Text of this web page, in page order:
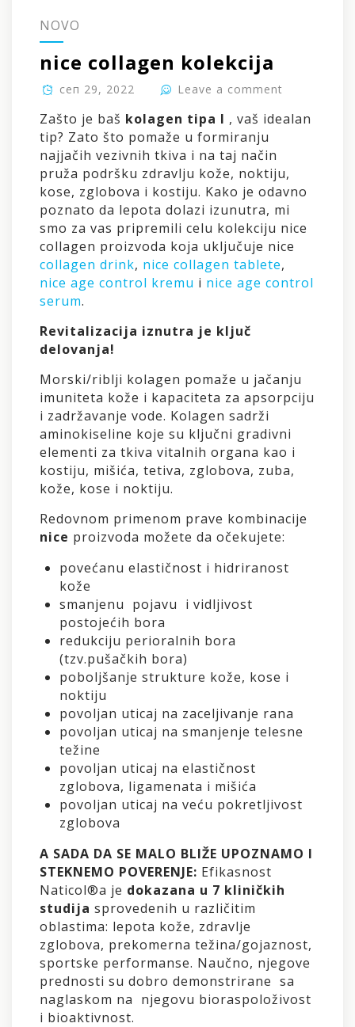
NOVO
nice collagen kolekcija
сеп 29, 2022 Leave a comment
Zašto je baš kolagen tipa I , vaš idealan
tip? Zato što pomaže u formiranju
najjačih vezivnih tkiva i na taj način
pruža podršku zdravlju kože, noktiju,
kose, zglobova i kostiju. Kako je odavno
poznato da lepota dolazi izunutra, mi
smo za vas pripremili celu kolekciju nice
collagen proizvoda koja uključuje nice
collagen drink, nice collagen tablete,
nice age control kremu i nice age control
serum.
Revitalizacija iznutra je ključ
delovanja!
Morski/riblji kolagen pomaže u jačanju
imuniteta kože i kapaciteta za apsorpciju
i zadržavanje vode. Kolagen sadrži
aminokiseline koje su ključni gradivni
elementi za tkiva vitalnih organa kao i
kostiju, mišića, tetiva, zglobova, zuba,
kože, kose i noktiju.
Redovnom primenom prave kombinacije
nice proizvoda možete da očekujete:
povećanu elastičnost i hidriranost
kože
smanjenu pojavu i vidljivost
postojećih bora
redukciju perioralnih bora
(tzv.pušačkih bora)
poboljšanje strukture kože, kose i
noktiju
povoljan uticaj na zaceljivanje rana
povoljan uticaj na smanjenje telesne
težine
povoljan uticaj na elastičnost
zglobova, ligamenata i mišića
povoljan uticaj na veću pokretljivost
zglobova
A SADA DA SE MALO BLIŽE UPOZNAMO I
STEKNEMO POVERENJE: Efikasnost
Naticol®a je dokazana u 7 kliničkih
studija sprovedenih u različitim
oblastima: lepota kože, zdravlje
zglobova, prekomerna težina/gojaznost,
sportske performanse. Naučno, njegove
prednosti su dobro demonstrirane sa
naglaskom na njegovu bioraspoloživost
i bioaktivnost.